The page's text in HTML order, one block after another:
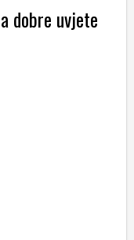
dobre uvjete